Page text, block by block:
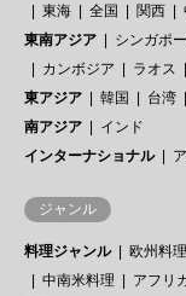
東海
全国 関西
東南アジア
シンガポ
カンボジア
ラオス
東アジア
韓国 台湾
南アジア
インド
インターナショナル
ジャンル
料理ジャンル 欧州料理
中南米料理
アフリ